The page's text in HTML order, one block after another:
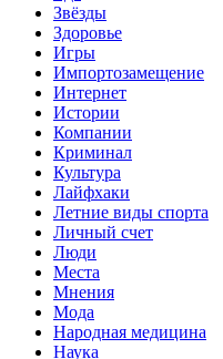
Звёзды
Здоровье
Игры
Импортозамещение
Интернет
Истории
Компании
Криминал
Культура
Лайфхаки
Летние виды спорта
Личный счет
Люди
Места
Мнения
Мода
Народная медицина
Наука